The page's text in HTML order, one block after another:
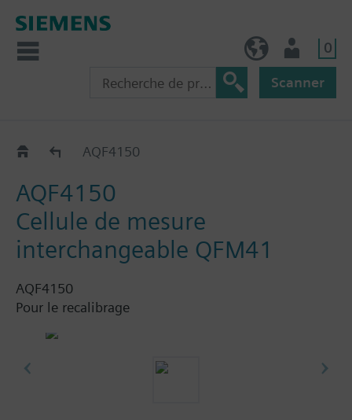
0
Scanner
Accessoires pour QFA..
AQF4150
AQF4150
Cellule de mesure
interchangeable QFM41
AQF4150
Pour le recalibrage